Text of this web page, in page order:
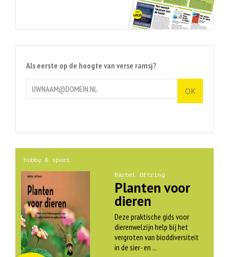
Als eerste op de hoogte van verse ramsj?
hobby & sport
Bärbel Oftring
Planten voor
dieren
Deze praktische gids voor
dierenwelzijn help bij het
vergroten van bioddiversiteit
in de sier- en ...